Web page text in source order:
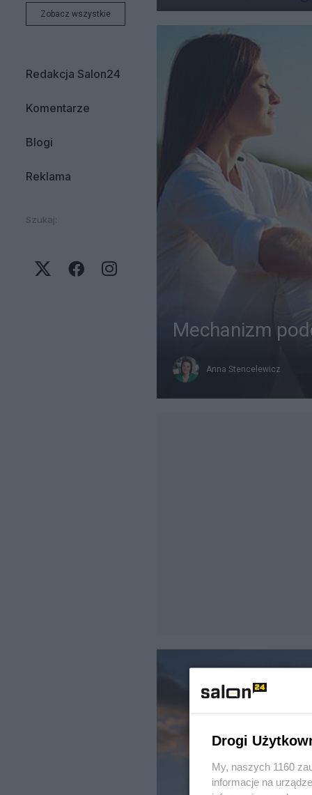
Zobacz wszystkie
Redakcja Salon24
Komentarze
Blogi
Reklama
Szukaj:
Mechanizm
Anna Stencelewicz
Drogi
My, naszych 1160
informacje na